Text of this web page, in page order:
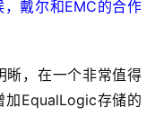
戴尔和EMC的合作
晰，在一个非常值得
加EqualLogic存储的